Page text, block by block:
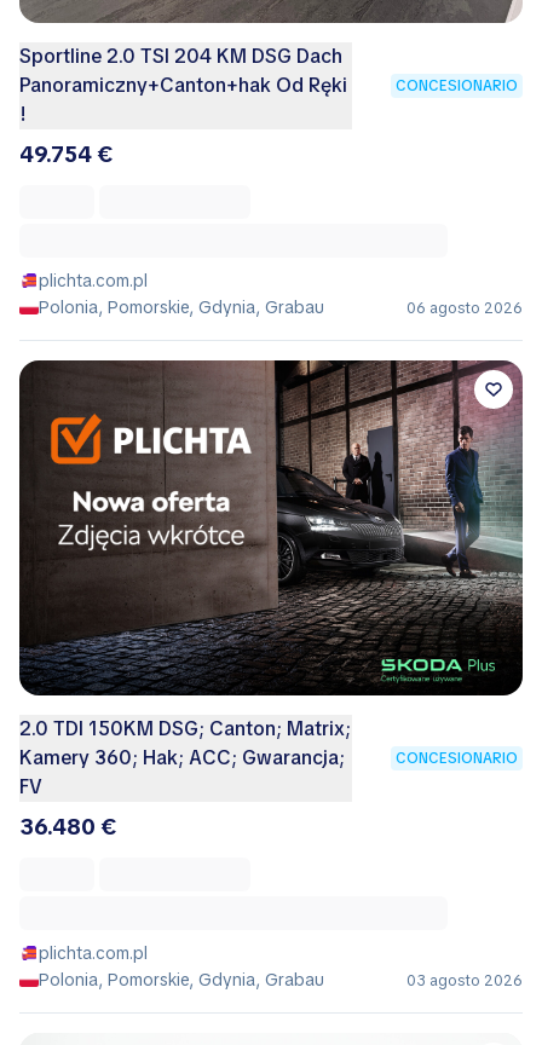
Sportline 2.0 TSI 204 KM DSG Dach
Panoramiczny+Canton+hak Od Ręki
!
CONCESIONARIO
49.754 €
plichta.com.pl
Polonia, Pomorskie, Gdynia, Grabau
06 agosto 2026
2.0 TDI 150KM DSG; Canton; Matrix;
Kamery 360; Hak; ACC; Gwarancja;
FV
CONCESIONARIO
36.480 €
plichta.com.pl
Polonia, Pomorskie, Gdynia, Grabau
03 agosto 2026